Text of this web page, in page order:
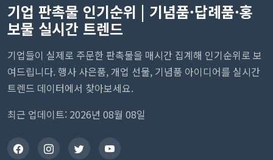
기업 판촉물 인기순위 | 기념품·답례품·홍
보물 실시간 트렌드
기업들이 실제로 주문한 판촉물을 매시간 집계해 인기순위로 보
여드립니다. 행사 사은품, 개업 선물, 기념품 아이디어를 실시간
트렌드 데이터에서 찾아보세요.
최근 업데이트: 2026년 08월 08일